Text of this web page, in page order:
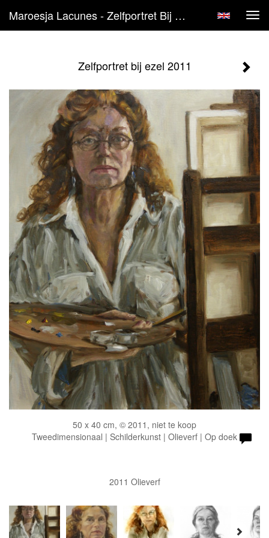
Maroesja Lacunes - Zelfportret Bij Ezel 2011
Zelfportret bij ezel 2011
50 x 40 cm, © 2011, niet te koop
Tweedimensionaal | Schilderkunst | Olieverf | Op doek
2011 Olieverf